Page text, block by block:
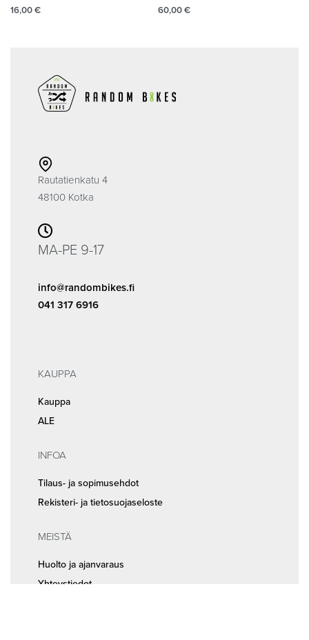
16,00€ 60,00€
Rautatienkatu 4
48100 Kotka
MA-PE 9-17
info@randombikes.fi
041 317 6916
KAUPPA
Kauppa
ALE
INFOA
Tilaus- ja sopimusehdot
Rekisteri- ja tietosuojaseloste
MEISTÄ
Huolto ja ajanvaraus
Yhteystiedot